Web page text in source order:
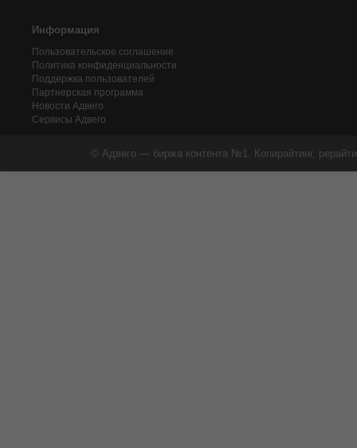
Информация
Пользовательское соглашение
Политика конфиденциальности
Поддержка пользователей
Партнерская программа
Новости Адвего
Сервисы Адвего
© Адвего — биржа контента №1. Копирайтинг,